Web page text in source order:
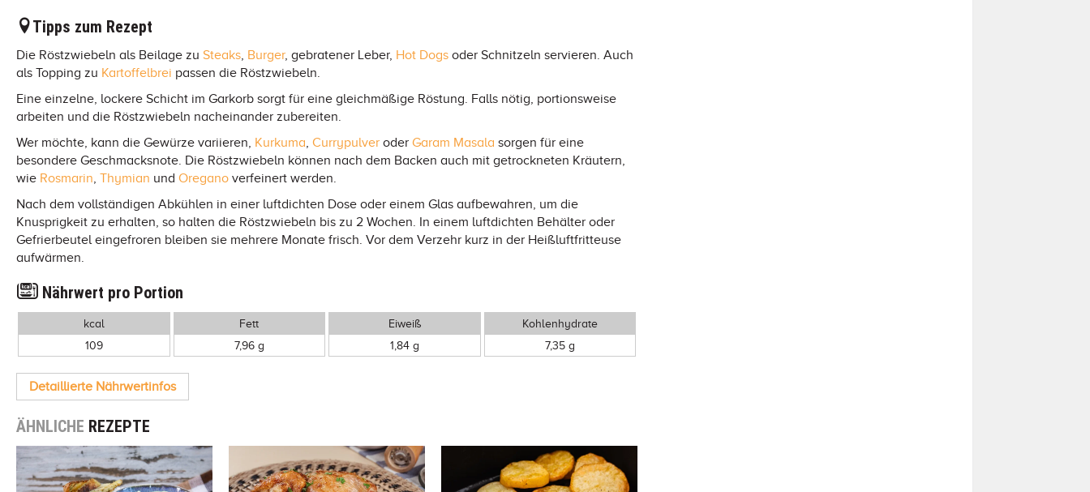
Tipps zum Rezept
Die Röstzwiebeln als Beilage zu Steaks, Burger, gebratener Leber, Hot Dogs oder Schnitzeln servieren. Auch
als Topping zu Kartoffelbrei passen die Röstzwiebeln.
Eine einzelne, lockere Schicht im Garkorb sorgt für eine gleichmäßige Röstung. Falls nötig, portionsweise
arbeiten und die Röstzwiebeln nacheinander zubereiten.
Wer möchte, kann die Gewürze variieren, Kurkuma, Currypulver oder Garam Masala sorgen für eine
besondere Geschmacksnote. Die Röstzwiebeln können nach dem Backen auch mit getrockneten Kräutern,
wie Rosmarin, Thymian und Oregano verfeinert werden.
Nach dem vollständigen Abkühlen in einer luftdichten Dose oder einem Glas aufbewahren, um die
Knusprigkeit zu erhalten, so halten die Röstzwiebeln bis zu 2 Wochen. In einem luftdichten Behälter oder
Gefrierbeutel eingefroren bleiben sie mehrere Monate frisch. Vor dem Verzehr kurz in der Heißluftfritteuse
aufwärmen.
Nährwert pro Portion
kcal
109
Fett
7,96 g
Eiweiß
1,84 g
Kohlenhydrate
7,35 g
Detaillierte Nährwertinfos
ÄHNLICHE REZEPTE